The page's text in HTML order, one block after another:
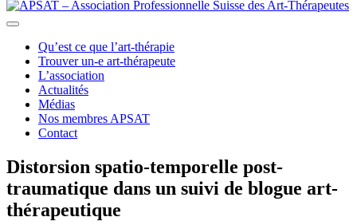
Qu’est ce que l’art-thérapie
Trouver un-e art-thérapeute
L’association
Actualités
Médias
Nos membres APSAT
Contact
Distorsion spatio-temporelle post-
traumatique dans un suivi de blogue art-
thérapeutique